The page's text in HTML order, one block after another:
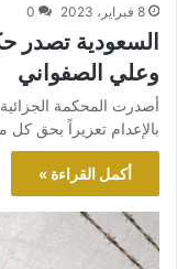
8 فبراير، 2023 0
السعودية تصدر
وعلي الصفواني
أصدرت المحكمة
بالإعدام تعزيراً بحق
أكمل القراءة »